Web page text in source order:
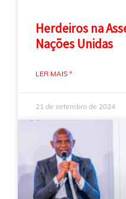
Herdeiros na
Nações Unidas
LER MAIS "
21 de setembro de 2024